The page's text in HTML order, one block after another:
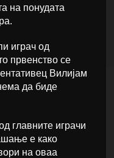
на понудата
играч од
првенство се
Вилијам
да биде
главните играчи
е како
на оваа